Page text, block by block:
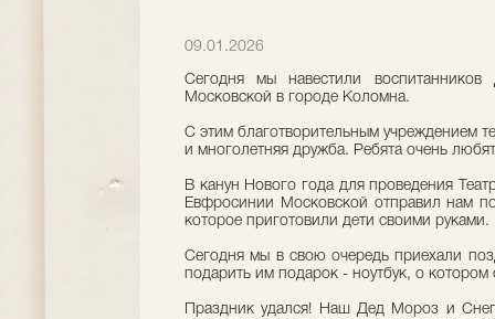
09.01.2026
Сегодня мы навестили
Московской в городе Коломна.
С этим благотворительным учреждением
и многолетняя дружба. Ребята очень
В канун Нового года для проведения
Евфросинии Московской отправил нам
которое приготовили дети своими руками.
Сегодня мы в свою очередь приехали
подарить им подарок - ноутбук, о котором
Праздник удался! Наш Дед Мороз и